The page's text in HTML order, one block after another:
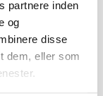
partnere inden
og
disse
dem, eller som